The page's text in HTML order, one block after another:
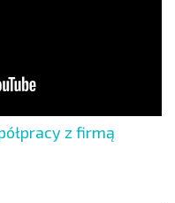
z firmą